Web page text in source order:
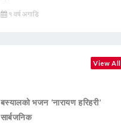
१ वर्ष अगाडि
View All
बस्यालको भजन ‘नारायण हरिहरी’
सार्बजनिक